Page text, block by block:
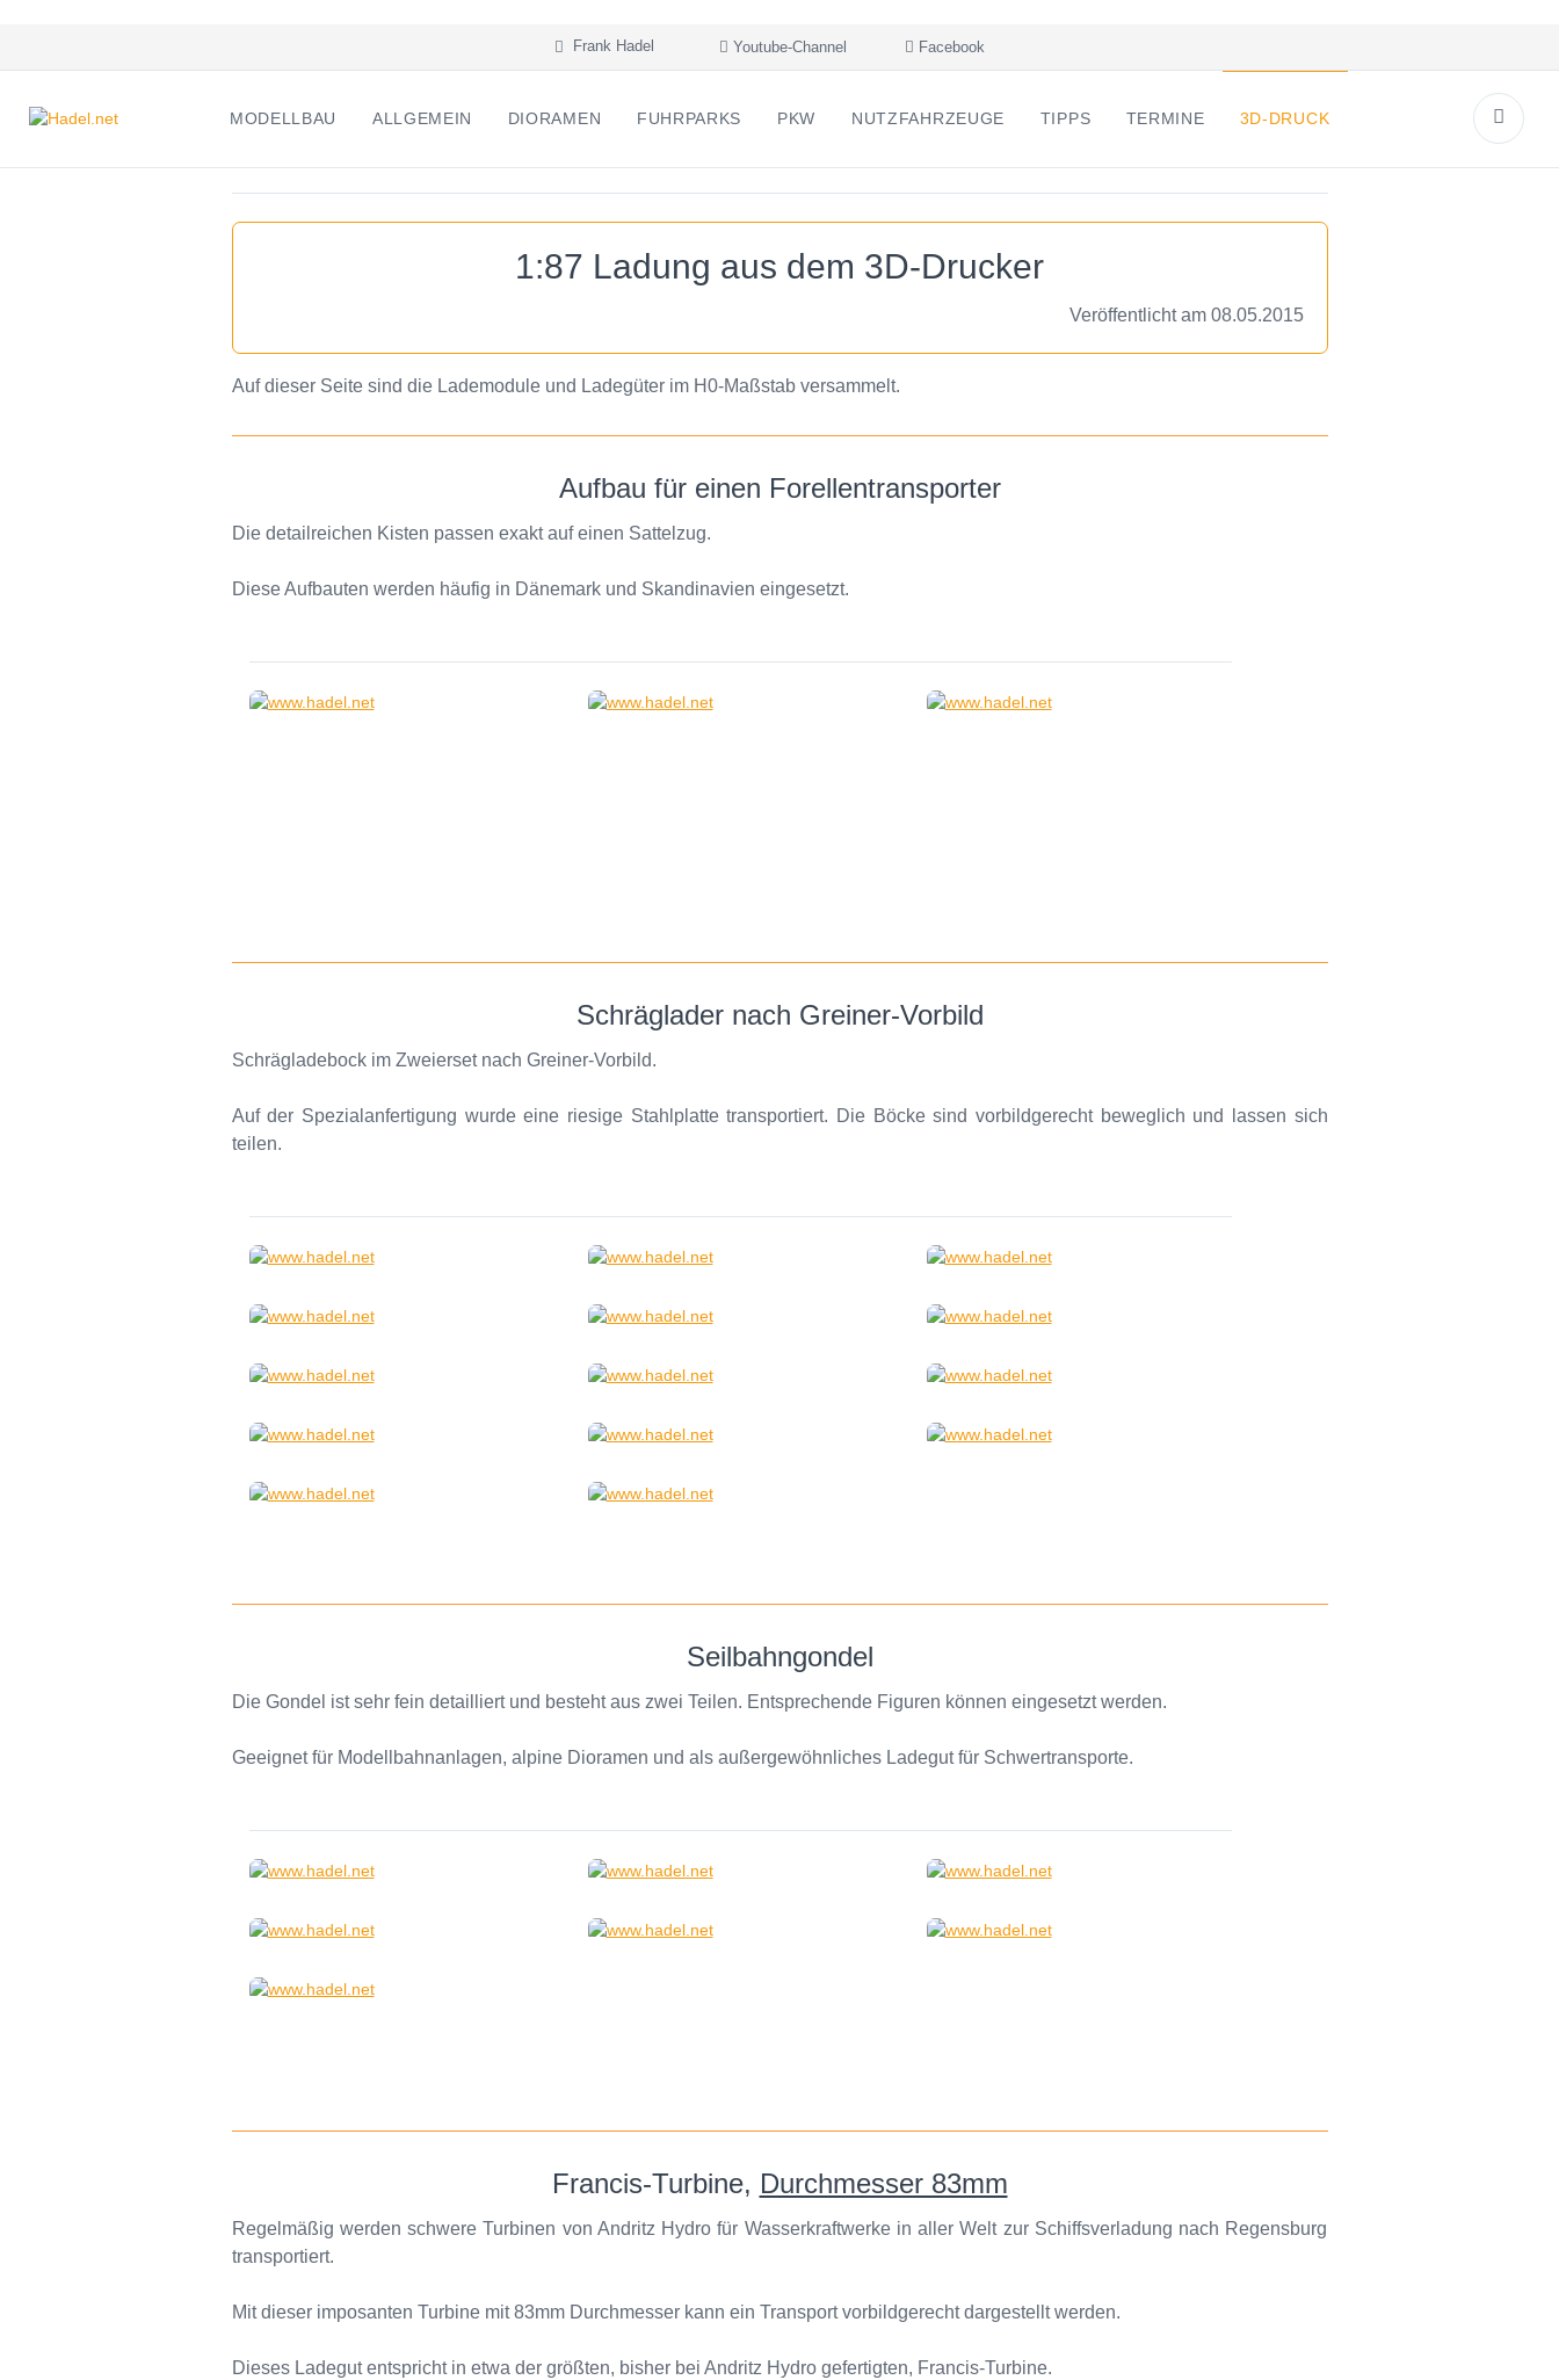
Frank Hadel Youtube-Channel Facebook
MODELLBAU ALLGEMEIN DIORAMEN FUHRPARKS PKW NUTZFAHRZEUGE TIPPS TERMINE 3D-DRUCK
1:87 Ladung aus dem 3D-Drucker
Veröffentlicht am 08.05.2015
Auf dieser Seite sind die Lademodule und Ladegüter im H0-Maßstab versammelt.
Aufbau für einen Forellentransporter
Die detailreichen Kisten passen exakt auf einen Sattelzug.
Diese Aufbauten werden häufig in Dänemark und Skandinavien eingesetzt.
Schräglader nach Greiner-Vorbild
Schrägladebock im Zweierset nach Greiner-Vorbild.
Auf der Spezialanfertigung wurde eine riesige Stahlplatte transportiert. Die Böcke sind vorbildgerecht beweglich und lassen sich
teilen.
Seilbahngondel
Die Gondel ist sehr fein detailliert und besteht aus zwei Teilen. Entsprechende Figuren können eingesetzt werden.
Geeignet für Modellbahnanlagen, alpine Dioramen und als außergewöhnliches Ladegut für Schwertransporte.
Francis-Turbine, Durchmesser 83mm
Regelmäßig werden schwere Turbinen von Andritz Hydro für Wasserkraftwerke in aller Welt zur Schiffsverladung nach Regensburg
transportiert.
Mit dieser imposanten Turbine mit 83mm Durchmesser kann ein Transport vorbildgerecht dargestellt werden.
Dieses Ladegut entspricht in etwa der größten, bisher bei Andritz Hydro gefertigten, Francis-Turbine.